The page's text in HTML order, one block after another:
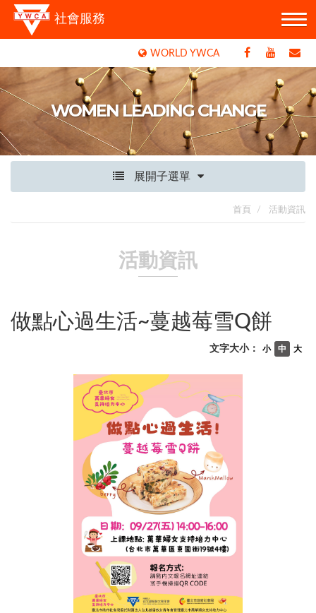
社會服務
WORLD YWCA
WOMEN LEADING CHANGE
展開子選單
首頁 活動資訊
活動資訊
做點心過生活~蔓越莓雪Q餅
大
中
小
文字大小：